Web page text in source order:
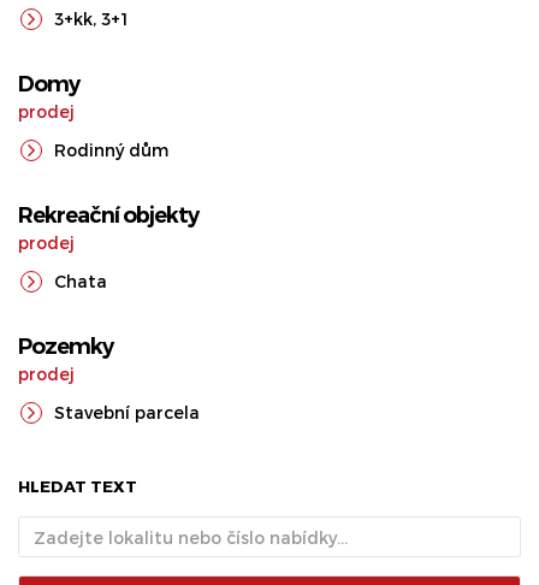
3+kk, 3+1
Domy
prodej
Rodinný dům
Rekreační objekty
prodej
Chata
Pozemky
prodej
Stavební parcela
HLEDAT TEXT